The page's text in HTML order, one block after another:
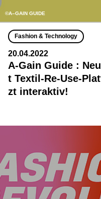
©A–GAIN GUIDE
Fashion & Technology
20.04.2022
A-Gain Guide :
t Textil-Re-Use-
zt interaktiv!